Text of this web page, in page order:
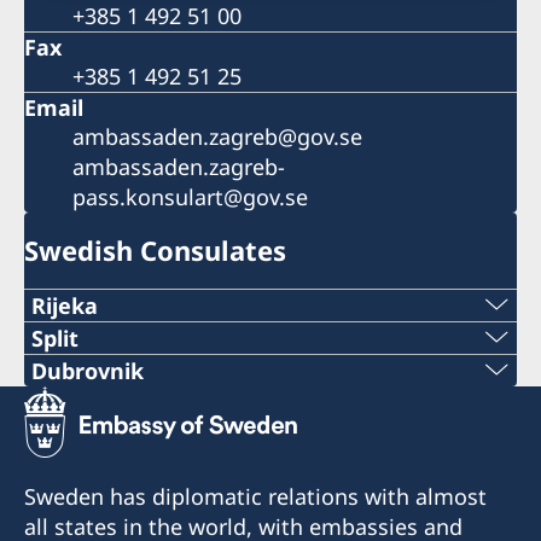
+385 1 492 51 00
Fax
+385 1 492 51 25
Email
ambassaden.zagreb@gov.se
ambassaden.zagreb-
pass.konsulart@gov.se
Swedish Consulates
Rijeka
Telephone:
+385 51 212 287
E-mail:
swedish.consulate.ri@gmail.com
Split
Phone:
+38521282196
swedish.consulate.split@gmail.com
Dubrovnik
Telephone:
+385 99 58 999 22
E-mail:
Sweden has diplomatic relations with almost
all states in the world, with embassies and